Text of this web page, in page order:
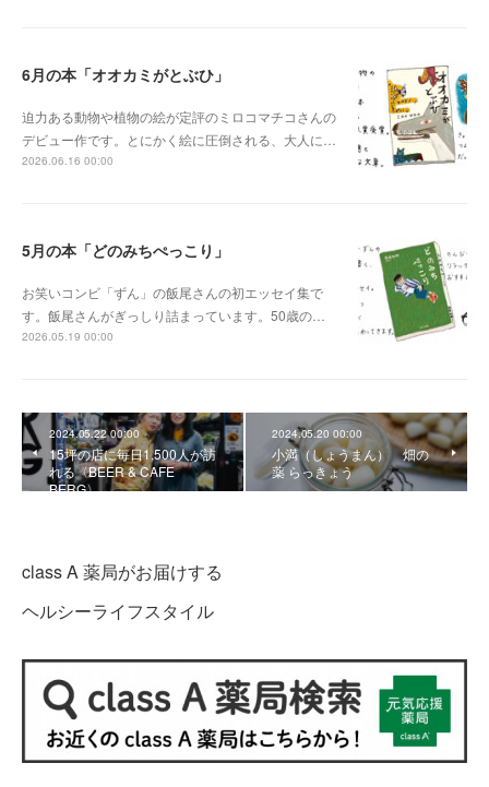
6月の本「オオカミがとぶひ」
迫力ある動物や植物の絵が定評のミロコマチコさんの
デビュー作です。とにかく絵に圧倒される、大人に…
2026.06.16 00:00
5月の本「どのみちぺっこり」
お笑いコンビ「ずん」の飯尾さんの初エッセイ集で
す。飯尾さんがぎっしり詰まっています。50歳の…
2026.05.19 00:00
2024.05.22 00:00
15坪の店に毎日1,500人が訪
れる〈BEER & CAFE
BERG〉
2024.05.20 00:00
小満（しょうまん） 畑の
薬 らっきょう
class A 薬局がお届けする
ヘルシーライフスタイル